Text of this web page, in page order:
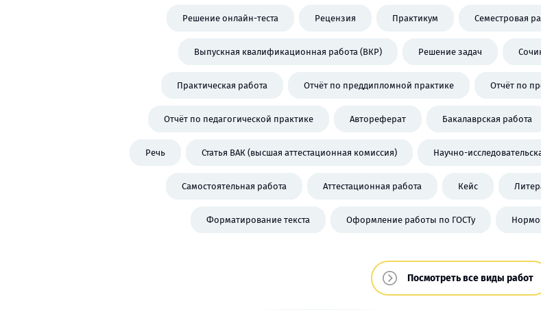
Решение онлайн-теста Рецензия Практикум Семестровая
Выпускная квалификационная работа (ВКР) Решение задач
Практическая работа Отчёт по преддипломной практике Отчёт по
Отчёт по педагогической практике Автореферат Бакалаврская работа
Речь Статья ВАК (высшая аттестационная комиссия) Научно-
Самостоятельная работа Аттестационная работа Кейс
Форматирование текста Оформление работы по ГОСТу
Посмотреть все виды работ